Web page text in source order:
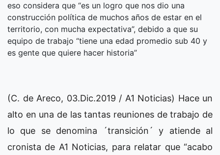
eso considera que “es un logro que nos dio una
construcción política de muchos años de estar en el
territorio, con mucha expectativa”, debido a que su
equipo de trabajo “tiene una edad promedio sub 40 y
es gente que quiere hacer historia”
(C. de Areco, 03.Dic.2019 / A1 Noticias) Hace un
alto en una de las tantas reuniones de trabajo de
lo que se denomina ´transición´ y atiende al
cronista de A1 Noticias, para relatar que “acabo